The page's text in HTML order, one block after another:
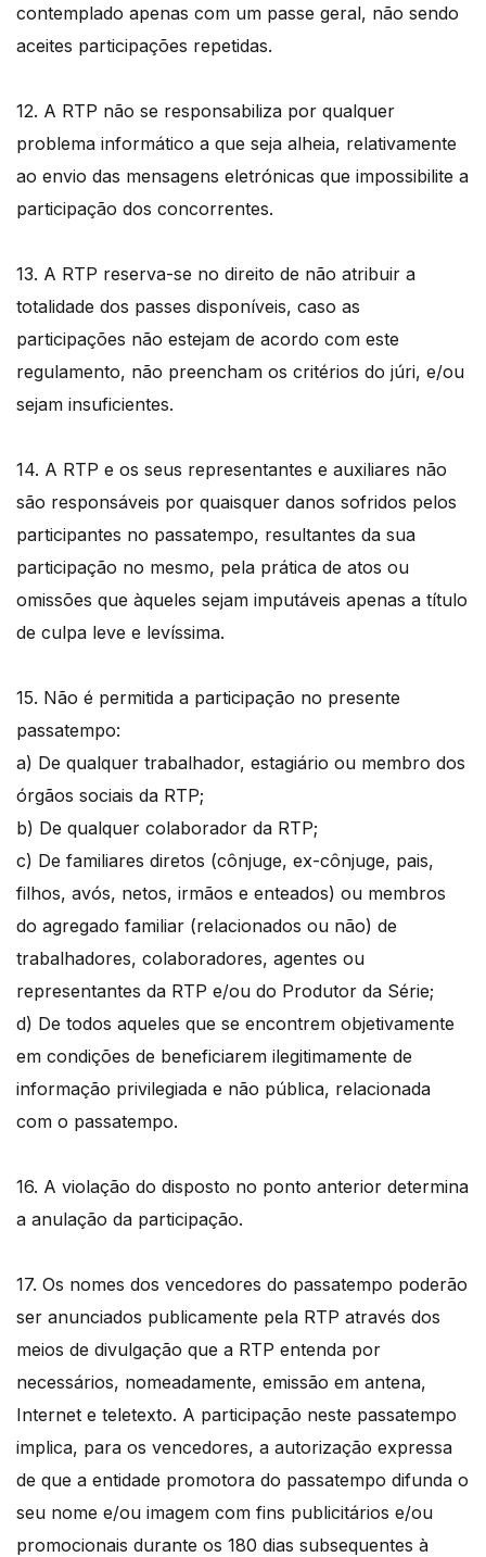
contemplado apenas com um passe geral, não sendo
aceites participações repetidas.
12. A RTP não se responsabiliza por qualquer
problema informático a que seja alheia, relativamente
ao envio das mensagens eletrónicas que impossibilite a
participação dos concorrentes.
13. A RTP reserva-se no direito de não atribuir a
totalidade dos passes disponíveis, caso as
participações não estejam de acordo com este
regulamento, não preencham os critérios do júri, e/ou
sejam insuficientes.
14. A RTP e os seus representantes e auxiliares não
são responsáveis por quaisquer danos sofridos pelos
participantes no passatempo, resultantes da sua
participação no mesmo, pela prática de atos ou
omissões que àqueles sejam imputáveis apenas a título
de culpa leve e levíssima.
15. Não é permitida a participação no presente
passatempo:
a) De qualquer trabalhador, estagiário ou membro dos
órgãos sociais da RTP;
b) De qualquer colaborador da RTP;
c) De familiares diretos (cônjuge, ex-cônjuge, pais,
filhos, avós, netos, irmãos e enteados) ou membros
do agregado familiar (relacionados ou não) de
trabalhadores, colaboradores, agentes ou
representantes da RTP e/ou do Produtor da Série;
d) De todos aqueles que se encontrem objetivamente
em condições de beneficiarem ilegitimamente de
informação privilegiada e não pública, relacionada
com o passatempo.
16. A violação do disposto no ponto anterior determina
a anulação da participação.
17. Os nomes dos vencedores do passatempo poderão
ser anunciados publicamente pela RTP através dos
meios de divulgação que a RTP entenda por
necessários, nomeadamente, emissão em antena,
Internet e teletexto. A participação neste passatempo
implica, para os vencedores, a autorização expressa
de que a entidade promotora do passatempo difunda o
seu nome e/ou imagem com fins publicitários e/ou
promocionais durante os 180 dias subsequentes à